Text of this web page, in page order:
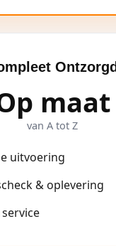
Ontzorgd
maat
van A tot Z
uitvoering
& oplevering